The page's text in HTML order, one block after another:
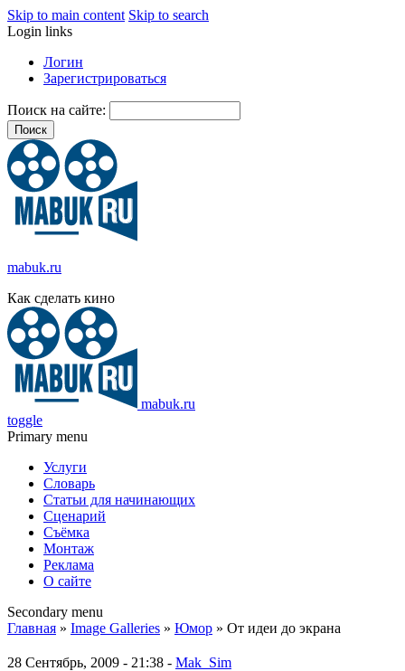
Skip to main content Skip to search
Login links
Логин
Зарегистрироваться
Поиск на сайте:
mabuk.ru
Как сделать кино
mabuk.ru
toggle
Primary menu
Услуги
Словарь
Статьи для начинающих
Сценарий
Съёмка
Монтаж
Реклама
О сайте
Secondary menu
Главная » Image Galleries » Юмор » От идеи до экрана
28 Сентябрь, 2009 - 21:38 - Mak_Sim